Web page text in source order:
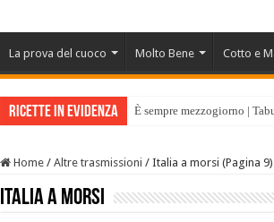
La prova del cuoco Molto Bene Cotto e
Ricette in evidenza È sempre mezzogiorno |
Home / Altre trasmissioni / Italia a morsi (Pagina 9)
Italia a morsi